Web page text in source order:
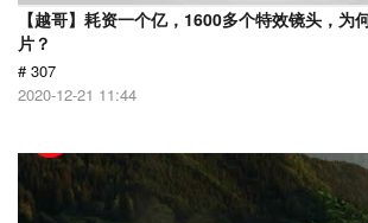
【越哥】耗资一个亿，1600多个特效镜头，为
片？
# 307
2020-12-21 11:44